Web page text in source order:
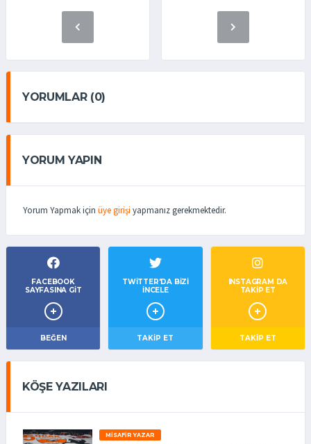
YORUMLAR (0)
YORUM YAPIN
Yorum Yapmak için üye girişi yapmanız gerekmektedir.
FACEBOOK
SAYFASINA GIT
BEĞEN
TWITTER'DA BIZI
İNCELE
TAKIP ET
INSTAGRAM DA
TAKİP ET
TAKİP ET
KÖŞE YAZILARI
MISAFIR YAZAR